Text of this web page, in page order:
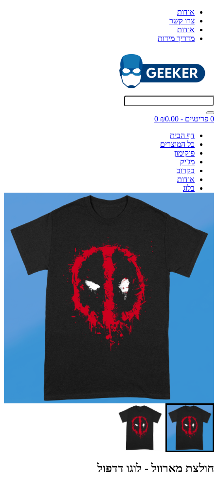
אודות
צרו קשר
אודות
מדריך מידות
0 פריט\ים - ₪0.00
0
דף הבית
כל המוצרים
פוקימון
מג'יק
בקרוב
אודות
בלוג
חולצת מארוול - לוגו דדפול